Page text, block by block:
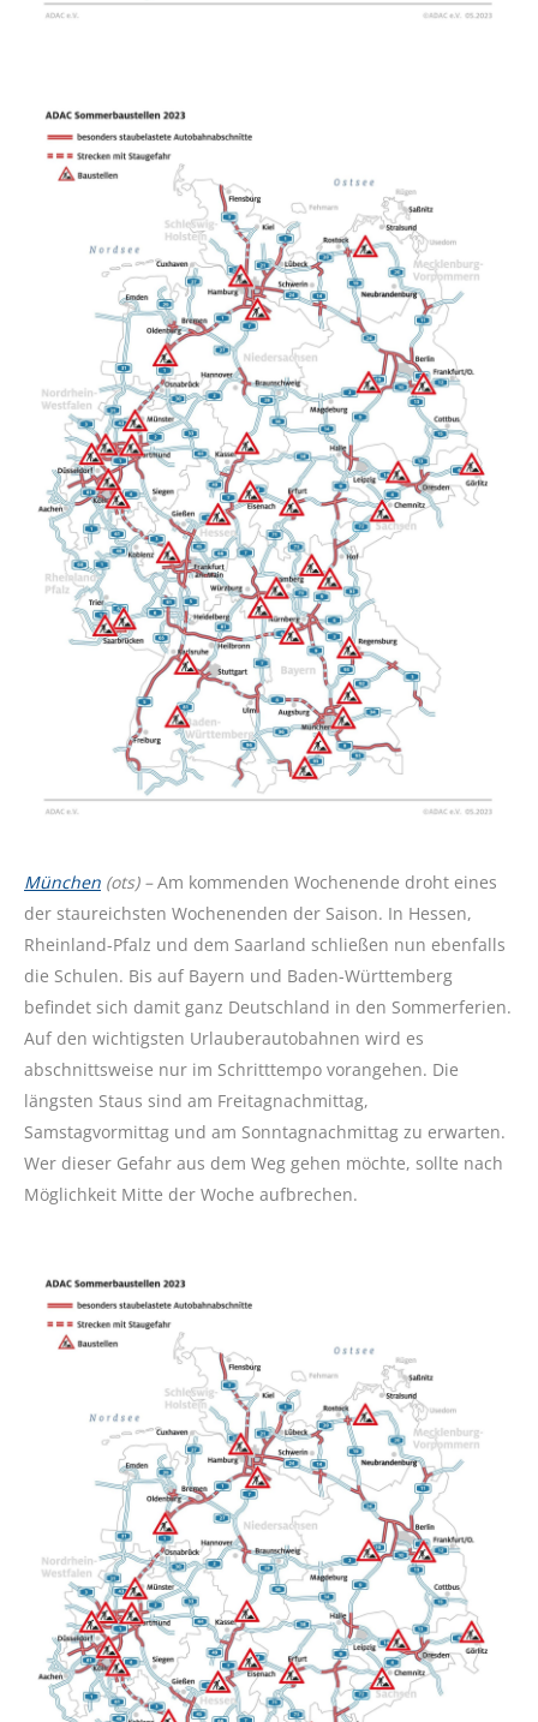
München (ots) –Am kommenden Wochenende droht eines
der staureichsten Wochenenden der Saison. In Hessen,
Rheinland-Pfalz und dem Saarland schließen nun ebenfalls
die Schulen. Bis auf Bayern und Baden-Württemberg
befindet sich damit ganz Deutschland in den Sommerferien.
Auf den wichtigsten Urlauberautobahnen wird es
abschnittsweise nur im Schritttempo vorangehen. Die
längsten Staus sind am Freitagnachmittag,
Samstagvormittag und am Sonntagnachmittag zu erwarten.
Wer dieser Gefahr aus dem Weg gehen möchte, sollte nach
Möglichkeit Mitte der Woche aufbrechen.